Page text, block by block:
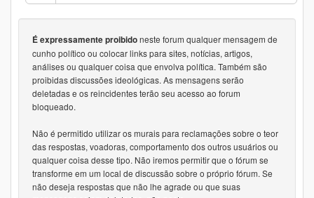
É expressamente proibidoneste forum qualquer mensagem de
cunho político ou colocar links para sites, notícias, artigos,
análises ou qualquer coisa que envolva política. Também são
proibidas discussões ideológicas. As mensagens serão
deletadas e os reincidentes terão seu acesso ao forum
bloqueado.
Não é permitido utilizar os murais para reclamações sobre o teor
das respostas, voadoras, comportamento dos outros usuários ou
qualquer coisa desse tipo. Não iremos permitir que o fórum se
transforme em um local de discussão sobre o próprio fórum. Se
não deseja respostas que não lhe agrade ou que suas